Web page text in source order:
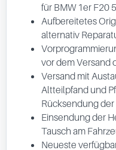
für BMW 1er F20
Aufbereitetes
alternativ
vor dem Versand
Versand mit
Altteilpfand und
Rücksendung
Einsendung der
Tausch am
Neueste